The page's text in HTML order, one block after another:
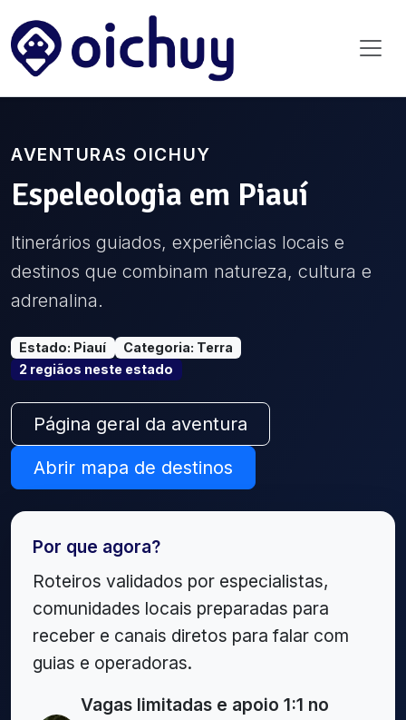
AVENTURAS OICHUY
Espeleologia em Piauí
Itinerários guiados, experiências locais e
destinos que combinam natureza, cultura e
adrenalina.
Estado: Piauí Categoria: Terra
2 regiãos neste estado
Página geral da aventura
Abrir mapa de destinos
Por que agora?
Roteiros validados por especialistas,
comunidades locais preparadas para
receber e canais diretos para falar com
guias e operadoras.
Vagas limitadas e apoio 1:1 no